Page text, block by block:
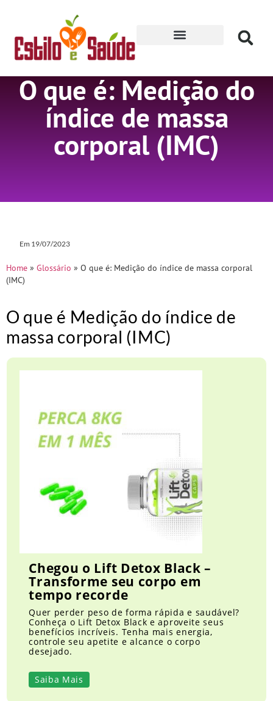
O que é: Medição do
índice de massa
corporal (IMC)
Em 19/07/2023
Home » Glossário » O que é: Medição do índice de massa corporal
(IMC)
O que é Medição do índice de
massa corporal (IMC)
Chegou o Lift Detox Black –
Transforme seu corpo em
tempo recorde
Quer perder peso de forma rápida e saudável?
Conheça o Lift Detox Black e aproveite seus
benefícios incríveis. Tenha mais energia,
controle seu apetite e alcance o corpo
desejado.
Saiba Mais